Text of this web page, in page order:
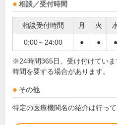
相談／受付時間
相談受付時間 月 火
0:00～24:00 ● ● ●
※24時間365日、受け付けてい
時間を要する場合があります。
その他
特定の医療機関名の紹介は行って